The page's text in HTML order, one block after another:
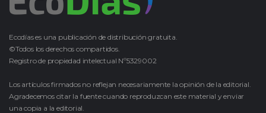
Ecodías es una publicación de distribución gratuita.
©Todos los derechos compartidos.
Registro de propiedad intelectual Nº5329002
Los artículos firmados no reflejan necesariamente la opinión de la editorial.
Agradecemos citar la fuente cuando reproduzcan este material y enviar
una copia a la editorial.